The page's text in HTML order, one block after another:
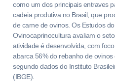
como um dos principais entraves
cadeia produtiva no Brasil, que
de carne de ovinos. Os Estudos
Ovinocaprinocultura avaliam o
atividade é desenvolvida, com
abarca 56% do rebanho de
segundo dados do Instituto
(IBGE).